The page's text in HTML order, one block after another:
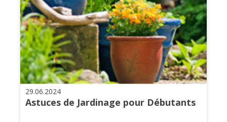
29.06.2024
Astuces de Jardinage pour Débutants